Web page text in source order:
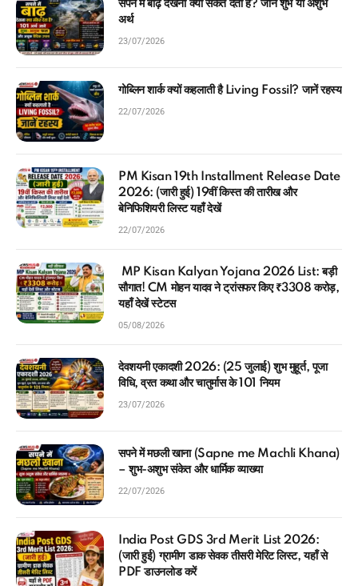
सपने में बाढ़ देखना क्या संकेत देता है? जानें शुभ या अशुभ
अर्थ
23/07/2026
गोब्लिन शार्क क्यों कहलाती है Living Fossil? जानें रहस्य
22/07/2026
PM Kisan 19th Installment Release Date
2026: (जारी हुई) 19वीं किस्त की तारीख और
बेनिफिशियरी लिस्ट यहाँ देखें
22/07/2026
MP Kisan Kalyan Yojana 2026 List: बड़ी
सौगात! CM मोहन यादव ने ट्रांसफर किए ₹3308 करोड़,
यहाँ देखें स्टेटस
05/08/2026
देवशयनी एकादशी 2026: (25 जुलाई) शुभ मुहूर्त, पूजा
विधि, व्रत कथा और चातुर्मास के 101 नियम
23/07/2026
सपने में मछली खाना (Sapne me Machli Khana)
– शुभ-अशुभ संकेत और धार्मिक व्याख्या
22/07/2026
India Post GDS 3rd Merit List 2026:
(जारी हुई) ग्रामीण डाक सेवक तीसरी मेरिट लिस्ट, यहाँ से
PDF डाउनलोड करें